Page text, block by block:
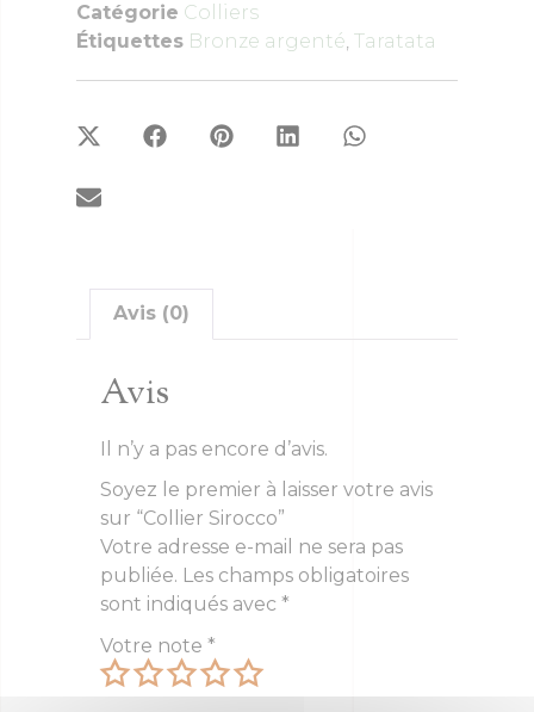
Catégorie Colliers
Étiquettes Bronze argenté, Taratata
Avis (0)
Avis
Il n’y a pas encore d’avis.
Soyez le premier à laisser votre avis
sur “Collier Sirocco”
Votre adresse e-mail ne sera pas
publiée. Les champs obligatoires
sont indiqués avec *
Votre note *